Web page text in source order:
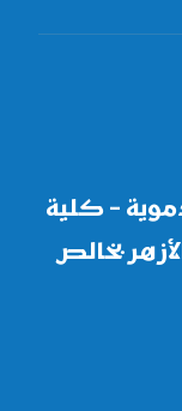
– كلية
الطب بنين دمياط -جامعة الأزهر بخالص
الأستاذ